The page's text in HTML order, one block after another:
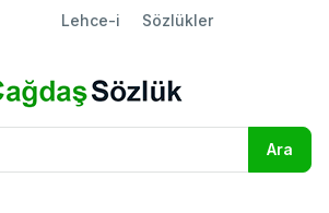
Lehce-i Sözlükler